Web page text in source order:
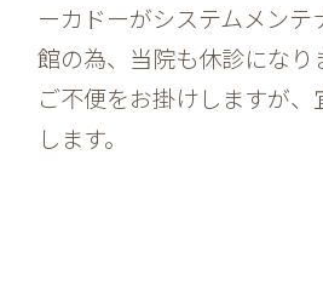
ーカドーがシステムメン
館の為、当院も休診になり
ご不便をお掛けしますが
します。